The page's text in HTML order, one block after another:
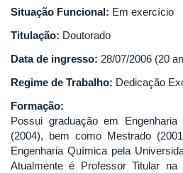
Situação Funcional: Em exercício
Titulação: Doutorado
Data de ingresso: 28/07/2006 (20
Regime de Trabalho: Dedicação
Formação:
Possui graduação em
(2004), bem como Mestrado
Engenharia Química pela
Atualmente é Professor Titular na